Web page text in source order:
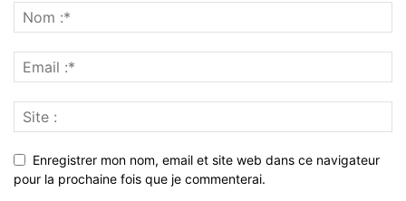
Enregistrer mon nom, email et site web dans ce navigateur
pour la prochaine fois que je commenterai.